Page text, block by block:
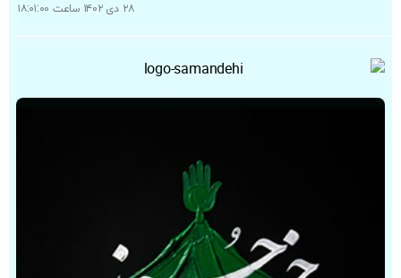
۲۸ دی ۱۴۰۲ ساعت ۱۸:۰۱:۰۰